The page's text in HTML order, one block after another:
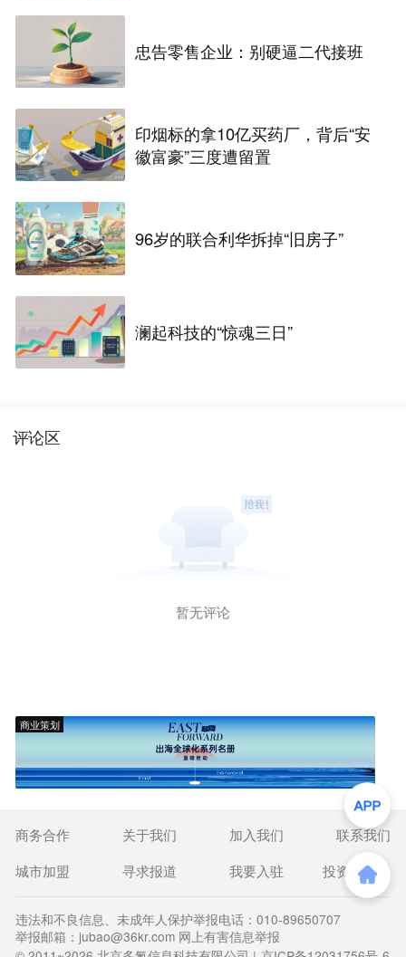
忠告零售企业：别硬逼二代接班
印烟标的拿10亿买药厂，背后“安
徽富豪”三度遭留置
96岁的联合利华拆掉“旧房子”
澜起科技的“惊魂三日”
评论区
暂无评论
商业策划
商务合作 关于我们 加入我们
联系我们
城市加盟
寻求报道 我要入驻 投资者关系
违法和不良信息、未成年人保护举报电话：010-89650707
举报邮箱：jubao@36kr.com 网上有害信息举报